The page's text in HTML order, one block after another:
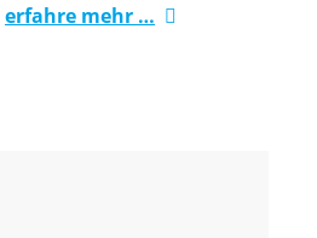
erfahre mehr …